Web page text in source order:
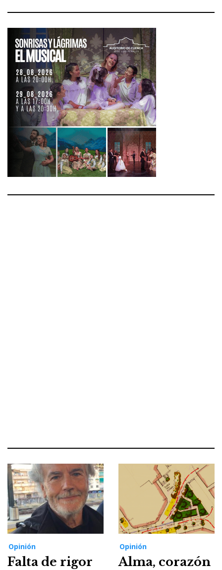
Opinión
Falta de rigor
Opinión
Alma, corazón